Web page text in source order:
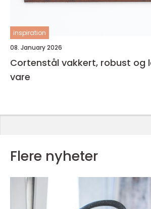
inspiration
08. January 2026
Cortenstål vakkert, robust og laget for å
vare
Flere nyheter